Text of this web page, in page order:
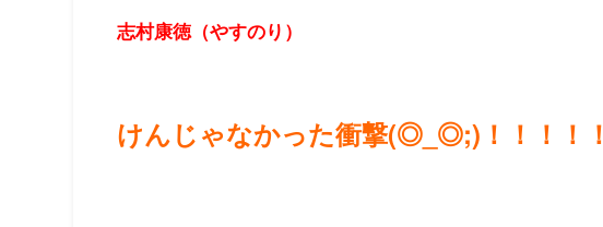
志村康徳（やすのり）
けんじゃなかった衝撃(◎_◎;)！！！！！